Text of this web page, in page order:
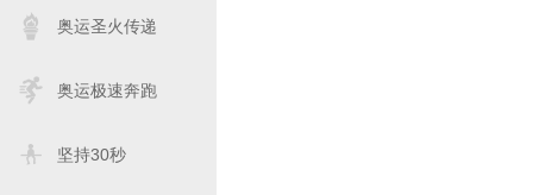
奥运圣火传递
奥运极速奔跑
坚持30秒